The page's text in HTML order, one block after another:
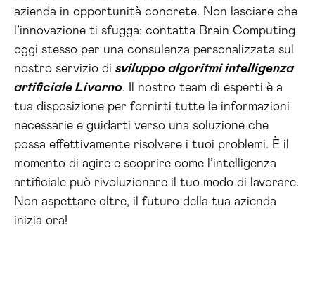
azienda in opportunità concrete. Non lasciare che
l’innovazione ti sfugga: contatta Brain Computing
oggi stesso per una consulenza personalizzata sul
nostro servizio di sviluppo algoritmi intelligenza
artificiale Livorno. Il nostro team di esperti è a
tua disposizione per fornirti tutte le informazioni
necessarie e guidarti verso una soluzione che
possa effettivamente risolvere i tuoi problemi. È il
momento di agire e scoprire come l’intelligenza
artificiale può rivoluzionare il tuo modo di lavorare.
Non aspettare oltre, il futuro della tua azienda
inizia ora!